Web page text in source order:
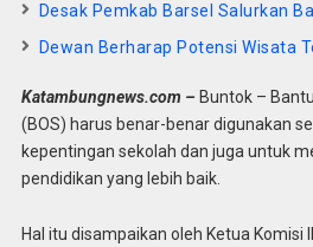
Desak Pemkab Barsel Salurkan
Dewan Berharap Potensi Wisata
Katambungnews.com – Buntok –
(BOS) harus benar-benar digunakan
kepentingan sekolah dan juga untuk
pendidikan yang lebih baik.
Hal itu disampaikan oleh Ketua Komisi